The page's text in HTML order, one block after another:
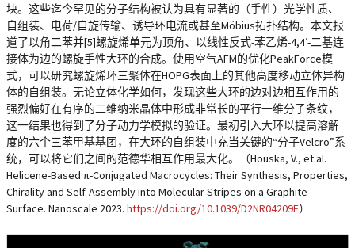
块。这些迄今罕见的分子结构被认为具有显著的（手性）光学性质、
自组装、电荷/自旋传输、诱导环电流或甚至Möbius拓扑结构。本文报
道了以角二苯并[5]螺旋烯单元为顶角、以线性反式-苯乙烯-4,4′-二基连
接体为边的螺旋手性大环的合成。使用空气AFM的优化PeakForce模
式，可以研究螺旋烯环三聚体在HOPG表面上的其他高度移动立体异构
体的自组装。无论立体化学如何，发现这些大环的边对边相互作用的
强烈偏好在有序的二维纳米晶体中形成非常长的平行一维分子条纹，
这一结果也得到了分子动力学模拟的验证。最初引入大环以提高溶解
度的六个三苯甲基基团，在大环的自组装中充当关键的“分子Velcro”系
统，可以将它们之间的范德华相互作用最大化。（Houska, V., et al.
Helicene-Based π-Conjugated Macrocycles: Their Synthesis, Properties,
Chirality and Self-Assembly into Molecular Stripes on a Graphite
Surface. Nanoscale 2023. https://doi.org/10.1039/D2NR04209F）